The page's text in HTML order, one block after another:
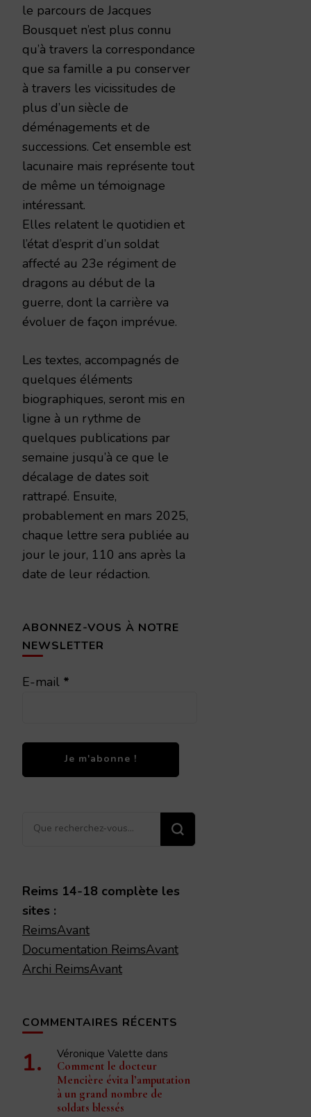
le parcours de Jacques
Bousquet n’est plus connu
qu’à travers la correspondance
que sa famille a pu conserver
à travers les vicissitudes de
plus d’un siècle de
déménagements et de
successions. Cet ensemble est
lacunaire mais représente tout
de même un témoignage
intéressant.
Elles relatent le quotidien et
l’état d’esprit d’un soldat
affecté au 23e régiment de
dragons au début de la
guerre, dont la carrière va
évoluer de façon imprévue.
Les textes, accompagnés de
quelques éléments
biographiques, seront mis en
ligne à un rythme de
quelques publications par
semaine jusqu’à ce que le
décalage de dates soit
rattrapé. Ensuite,
probablement en mars 2025,
chaque lettre sera publiée au
jour le jour, 110 ans après la
date de leur rédaction.
ABONNEZ-VOUS À NOTRE
NEWSLETTER
E-mail *
Vous
Reims 14-18 complète les
sites :
ReimsAvant
Documentation ReimsAvant
Archi ReimsAvant
COMMENTAIRES RÉCENTS
Véronique Valette dans
Comment le docteur
Mencière évita l’amputation
à un grand nombre de
soldats blessés